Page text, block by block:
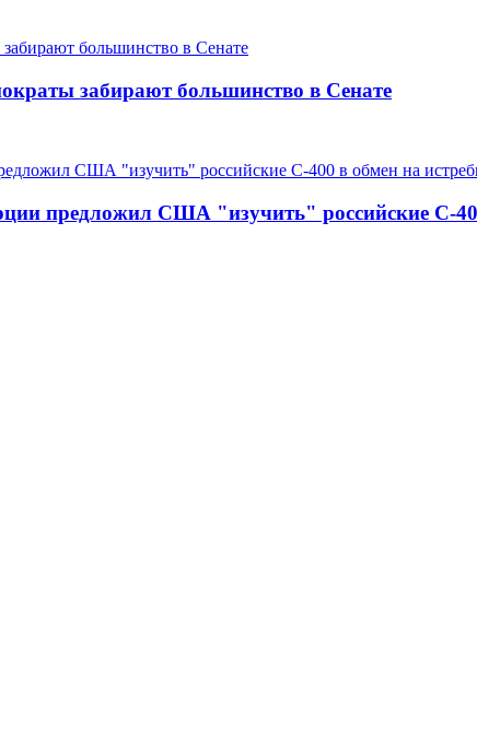
забирают большинство в Сенате
предложил США "изучить" российские С-